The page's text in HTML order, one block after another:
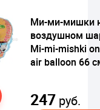
Ми-ми-мишки
воздушном
Mi-mi-mishki
air balloon 66
247 руб.